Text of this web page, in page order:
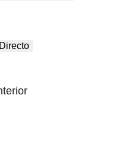
Directo